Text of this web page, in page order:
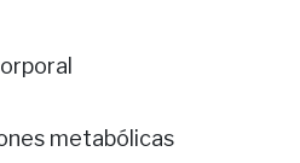
metabólicas